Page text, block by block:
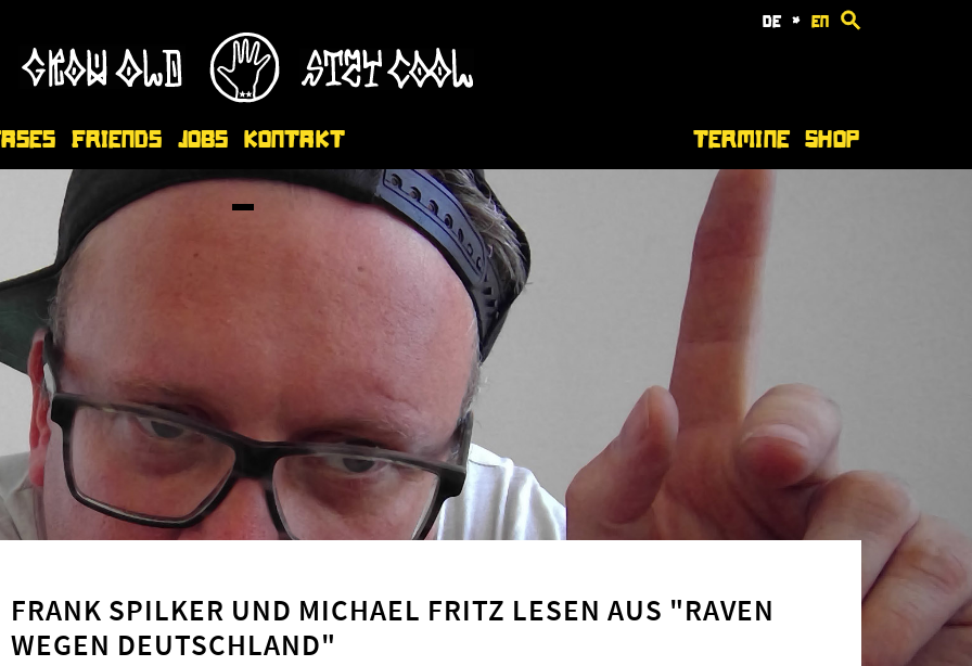
de * en
Friends Jobs Kontakt Termine Shop
FRANK SPILKER UND MICHAEL FRITZ LESEN AUS "RAVEN
WEGEN DEUTSCHLAND"